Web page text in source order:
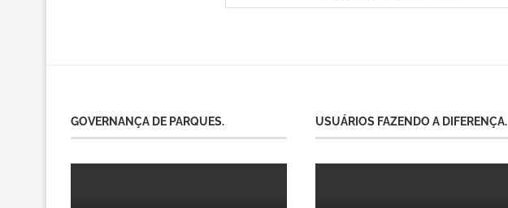
GOVERNANÇA DE PARQUES. USUÁRIOS FAZENDO A DIFERENÇA.